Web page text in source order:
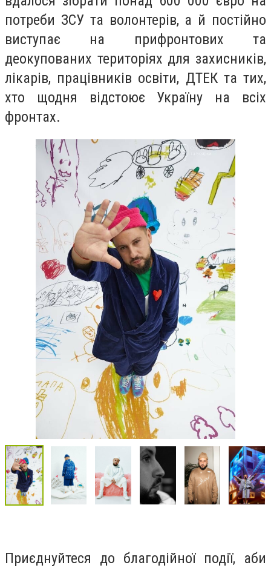
потреби ЗСУ та волонтерів, а й постійно
виступає на прифронтових та
деокупованих територіях для захисників,
лікарів, працівників освіти, ДТЕК та тих,
хто щодня відстоює Україну на всіх
фронтах.
Приєднуйтеся до благодійної події, аби